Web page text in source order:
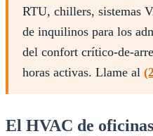
RTU, chillers, sistemas
de inquilinos para los
del confort crítico-de-
horas activas. Llame al
El HVAC de